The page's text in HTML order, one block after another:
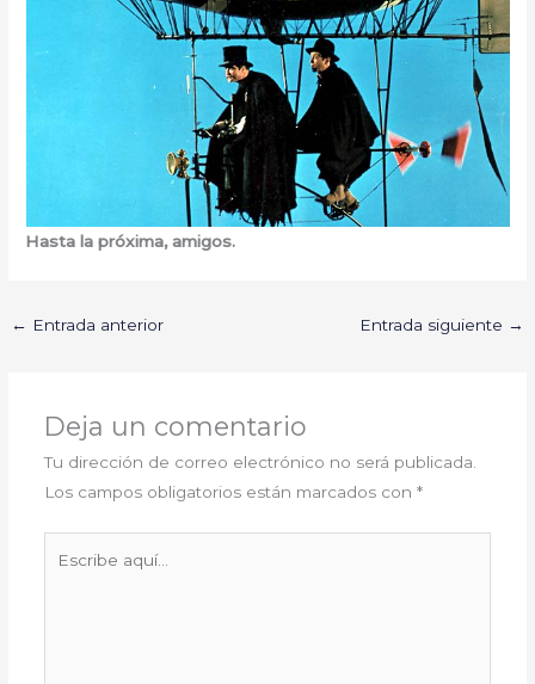
Hasta la próxima, amigos.
← Entrada anterior Entrada siguiente →
Deja un comentario
Tu dirección de correo electrónico no será publicada.
Los campos obligatorios están marcados con *